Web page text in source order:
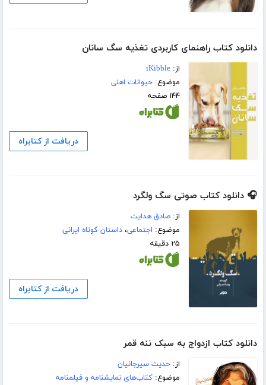
دانلود کتاب راهنمای کاربردی تغذیه سگ سانان
از:iKibble
موضوع:حیوانات اهلی
۱۴۴ صفحه
دریافت از کتابراه
🎧 دانلود کتاب صوتی سگ ولگرد
از:صادق هدایت
موضوع: اجتماعی،داستان کوتاه ایرانی
۲۵ دقیقه
دریافت از کتابراه
دانلود کتاب ازدواج به سبک ننه قمر
از:حدیث سیرجانیان
موضوع:کتاب‌های نمایشنامه و فیلمنامه